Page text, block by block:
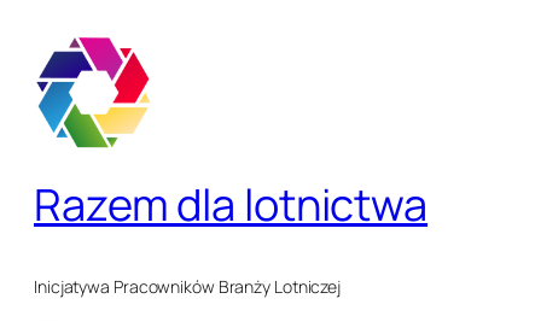
treści
Razem dla lotnictwa
Inicjatywa Pracowników Branży Lotniczej